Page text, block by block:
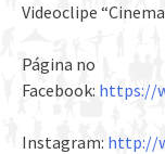
Videoclipe
Página no
Facebook: https://
Instagram: http://